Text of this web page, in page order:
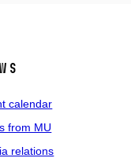
calendar
from MU
relations